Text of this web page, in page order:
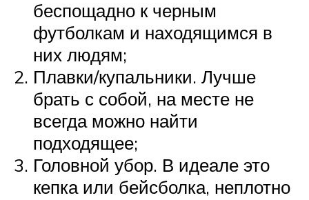
беспощадно к черным
футболкам и находящимся в
них людям;
Плавки/купальники. Лучше
брать с собой, на месте не
всегда можно найти
подходящее;
Головной убор. В идеале это
кепка или бейсболка, неплотно